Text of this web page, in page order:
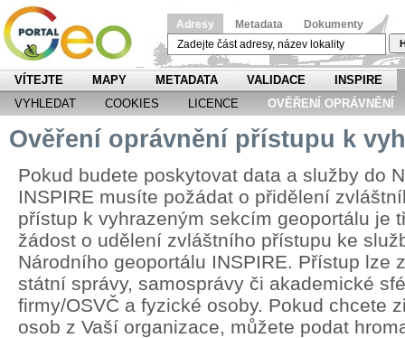
Adresy Metadata Dokumenty
VÍTEJTE MAPY METADATA VALIDACE
INSPIRE
VYHLEDAT
COOKIES LICENCE OVĚŘENÍ OPRÁVNĚNÍ
Ověření oprávnění přístupu k
Pokud budete poskytovat data a služby do
INSPIRE musíte požádat o přidělení
přístup k vyhrazeným sekcím geoportálu je
žádost o udělení zvláštního přístupu ke
Národního geoportálu INSPIRE. Přístup lze
státní správy, samosprávy či akademické
firmy/OSVČ a fyzické osoby. Pokud chcete
osob z Vaší organizace, můžete podat